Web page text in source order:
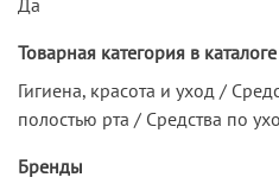
Товарная категория в каталоге
Гигиена, красота и уход /
полостью рта / Средства по
Бренды